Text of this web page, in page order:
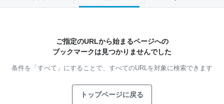
ご指定のURLから始まるページへの
ブックマークは見つかりませんでした
条件を「すべて」にすることで、 すべてのURLを対象に検索できます
トップページに戻る